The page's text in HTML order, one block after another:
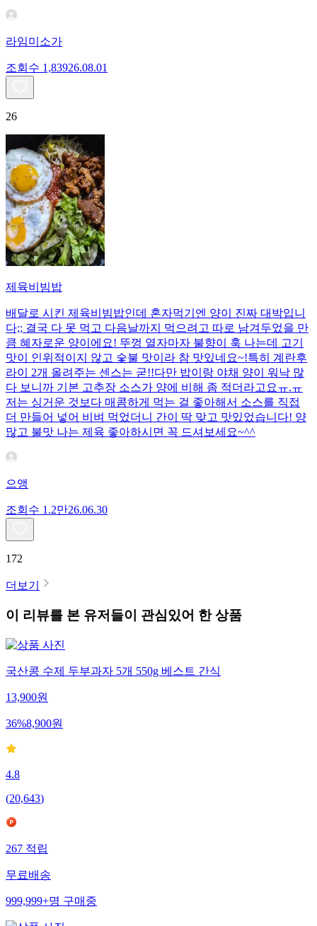
라임미소가
조회수 1,83926.08.01
26
제육비빔밥
배달로 시킨 제육비빔밥인데 혼자먹기엔 양이 진짜 대박입니
다;; 결국 다 못 먹고 다음날까지 먹으려고 따로 남겨두었을 만
큼 혜자로운 양이에요! 뚜껑 열자마자 불향이 훅 나는데 고기
맛이 인위적이지 않고 숯불 맛이라 참 맛있네요~!특히 계란후
라이 2개 올려주는 센스는 굳!! ​다만 밥이랑 야채 양이 워낙 많
다 보니까 기본 고추장 소스가 양에 비해 좀 적더라고요ㅠ.ㅠ
저는 싱거운 것보다 매콤하게 먹는 걸 좋아해서 소스를 직접
더 만들어 넣어 비벼 먹었더니 간이 딱 맞고 맛있었습니다! 양
많고 불맛 나는 제육 좋아하시면 꼭 드셔보세요~^^
으앵
조회수 1.2만26.06.30
172
더보기
이 리뷰를 본 유저들이 관심있어 한 상품
국산콩 수제 두부과자 5개 550g 베스트 간식
13,900원
36%8,900원
4.8
(20,643)
267 적립
무료배송
999,999+명 구매중